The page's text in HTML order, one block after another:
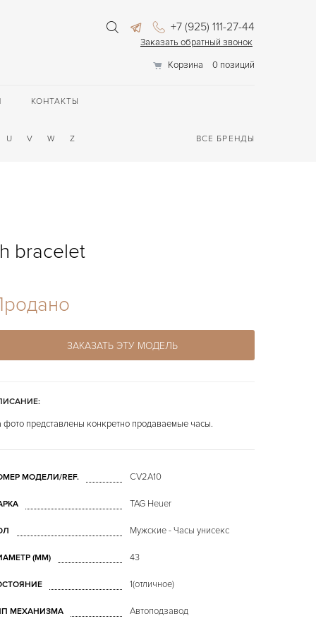
+7 (925) 111-27-44
Заказать обратный звонок
Корзина
0 позиций
КОНТАКТЫ
U V W Z ВСЕ БРЕНДЫ
bracelet
ЗАКАЗАТЬ ЭТУ МОДЕЛЬ
фото представлены конкретно продаваемые часы.
МОДЕЛИ/REF. CV2A10
TAG Heuer
Мужские - Часы унисекс
(MM) 43
1(отличное)
МЕХАНИЗМА Автоподзавод